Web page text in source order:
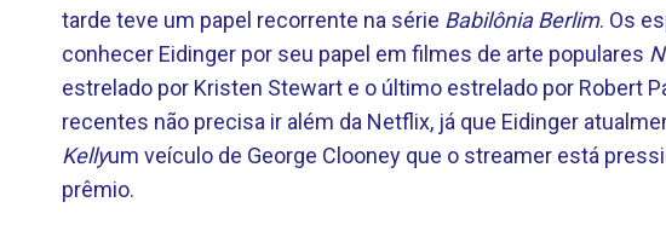
tarde teve um papel recorrente na série Babilônia Berlim. Os
conhecer Eidinger por seu papel em filmes de arte populares
estrelado por Kristen Stewart e o último estrelado por Robert
recentes não precisa ir além da Netflix, já que Eidinger
Kellyum veículo de George Clooney que o streamer está
prêmio.